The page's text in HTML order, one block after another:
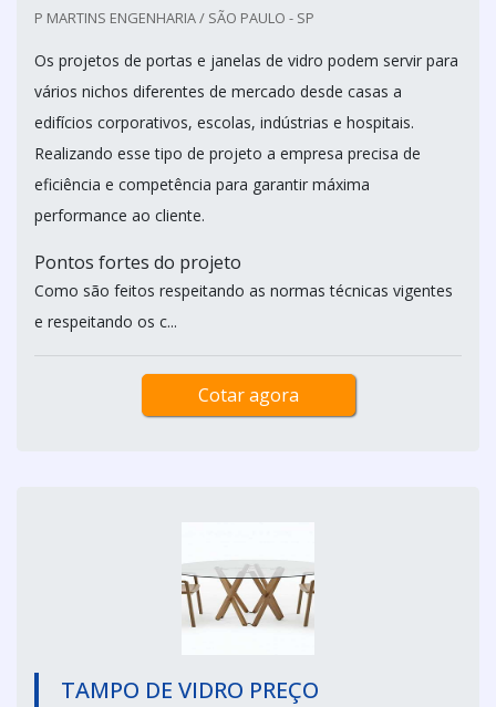
P MARTINS ENGENHARIA / SÃO PAULO - SP
Os projetos de portas e janelas de vidro podem servir para
vários nichos diferentes de mercado desde casas a
edifícios corporativos, escolas, indústrias e hospitais.
Realizando esse tipo de projeto a empresa precisa de
eficiência e competência para garantir máxima
performance ao cliente.
Pontos fortes do projeto
Como são feitos respeitando as normas técnicas vigentes
e respeitando os c...
Cotar agora
TAMPO DE VIDRO PREÇO